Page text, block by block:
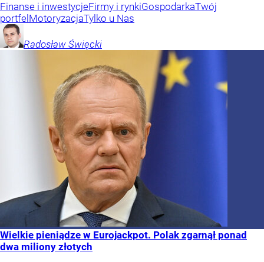
Finanse i inwestycjeFirmy i rynkiGospodarkaTwój
portfel MotoryzacjaTylko u Nas
Radosław Święcki
Wielkie pieniądze w Eurojackpot. Polak zgarnął ponad
dwa miliony złotych